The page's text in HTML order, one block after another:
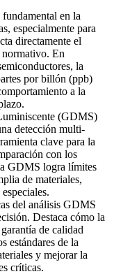
en la
, especialmente para
directamente el
En
la
por billón (ppb)
a la
(GDMS)
detección multi-
clave para la
con los
GDMS logra límites
de materiales,
del análisis GDMS
Destaca cómo la
de calidad
estándares de la
y mejorar la
críticas.